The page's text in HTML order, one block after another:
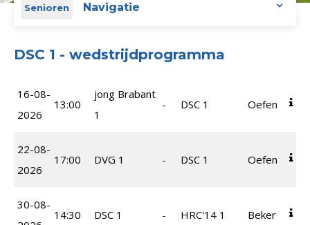
Senioren Navigatie
DSC 1 - wedstrijdprogramma
16-08-
2026
13:00
jong Brabant
1
- DSC 1 Oefen
22-08-
2026
17:00 DVG 1 - DSC 1 Oefen
30-08-
14:30 DSC 1 - HRC'14 1 Beker